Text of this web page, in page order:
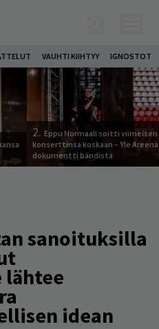
VAUHTI KIIHTYY IGNOSTOT
2. Eppu Normaali soitti viimeisen
konserttinsa koskaan – Yle
dokumentti bändistä
sanoituksilla
lähtee
idean